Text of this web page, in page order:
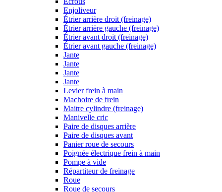
Enjoliveur
Étrier arrière droit (freinage)
Étrier arrière gauche (freinage)
Étrier avant droit (freinage)
Étrier avant gauche (freinage)
Jante
Jante
Jante
Jante
Levier frein à main
Machoire de frein
Maitre cylindre (freinage)
Manivelle cric
Paire de disques arrière
Paire de disques avant
Panier roue de secours
Poignée électrique frein à main
Pompe à vide
Répartiteur de freinage
Roue
Roue de secours